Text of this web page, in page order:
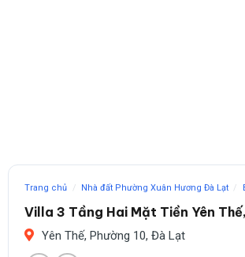
Trang chủ / Nhà đất Phường Xuân Hương Đà Lạt /
Villa 3 Tầng Hai Mặt Tiền Yên
Yên Thế, Phường 10, Đà Lạt